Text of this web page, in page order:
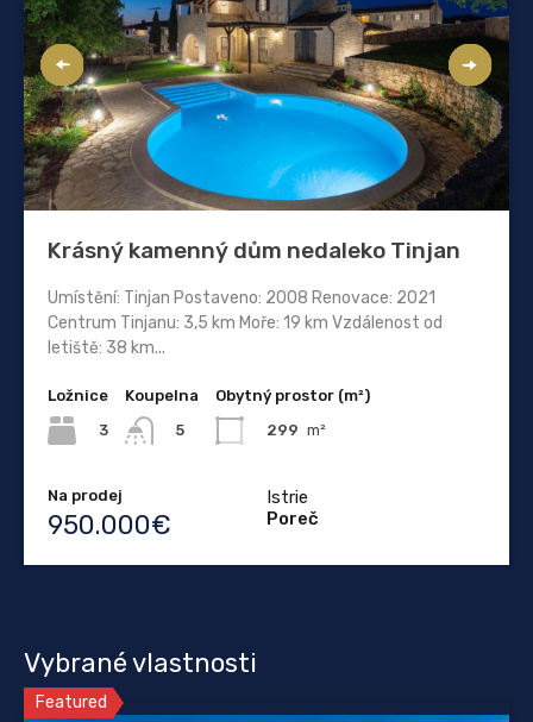
Krásný kamenný dům nedaleko Tinjan
Umístění: Tinjan Postaveno: 2008 Renovace: 2021
Centrum Tinjanu: 3,5 km Moře: 19 km Vzdálenost od
letiště: 38 km...
Ložnice
3
Koupelna
5
Obytný prostor (m²)
299 m²
Na prodej
950.000€
Istrie
Poreč
Vybrané vlastnosti
Featured